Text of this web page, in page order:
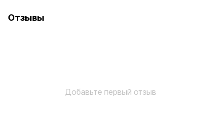
Отзывы
Добавьте первый отзыв